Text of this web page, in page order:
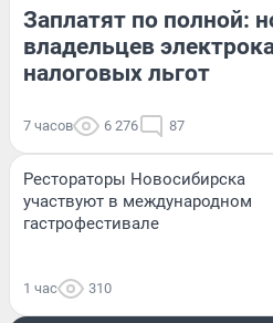
Заплатят по полной:
владельцев
налоговых льгот
7 часов 6 276 87
Рестораторы Новосибирска
участвуют в международном
гастрофестивале
1 час 310
ОН И ОНА